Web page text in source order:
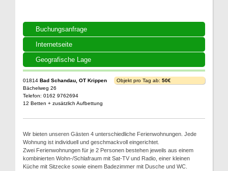
Buchungsanfrage
Internetseite
Geografische Lage
01814 Bad Schandau, OT Krippen
Bächelweg 26
Telefon: 0162 9762694
12 Betten + zusätzlich Aufbettung
Objekt pro Tag ab: 50€
Wir bieten unseren Gästen 4 unterschiedliche Ferienwohnungen. Jede
Wohnung ist individuell und geschmackvoll eingerichtet.
Zwei Ferienwohnungen für je 2 Personen bestehen jeweils aus einem
kombinierten Wohn-/Schlafraum mit Sat-TV und Radio, einer kleinen
Küche mit Sitzecke sowie einem Badezimmer mit Dusche und WC.